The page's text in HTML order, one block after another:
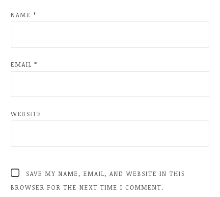
NAME*
EMAIL*
WEBSITE
SAVE MY NAME, EMAIL, AND WEBSITE IN THIS
BROWSER FOR THE NEXT TIME I COMMENT.